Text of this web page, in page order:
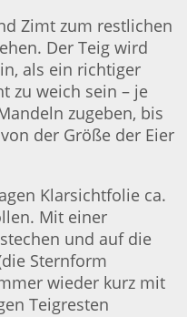
Zimt zum restlichen
Der Teig wird
als ein richtiger
zu weich sein – je
zugeben, bis
der Größe der Eier
Klarsichtfolie ca.
Mit einer
und auf die
Sternform
wieder kurz mit
Teigresten